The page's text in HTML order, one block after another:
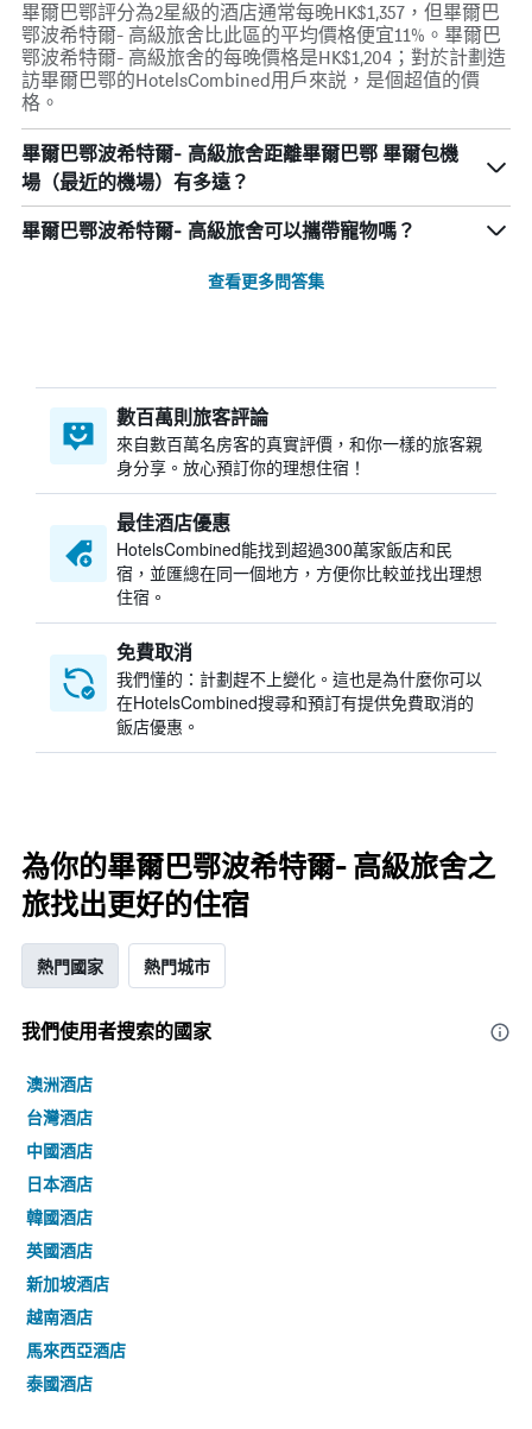
畢爾巴鄂評分為2星級的酒店通常每晚HK$1,357，但畢爾巴
鄂波希特爾- 高級旅舍比此區的平均價格便宜11%。畢爾巴
鄂波希特爾- 高級旅舍的每晚價格是HK$1,204；對於計劃造
訪畢爾巴鄂的HotelsCombined用戶來説，是個超值的價
格。
畢爾巴鄂波希特爾- 高級旅舍距離畢爾巴鄂 畢爾包機
場（最近的機場）有多遠？
畢爾巴鄂波希特爾- 高級旅舍可以攜帶寵物嗎？
查看更多問答集
數百萬則旅客評論
來自數百萬名房客的真實評價，和你一樣的旅客親
身分享。放心預訂你的理想住宿！
最佳酒店優惠
HotelsCombined​能找到超過300萬家飯店和民
宿，並匯總在同一個地方，方便你比較並找出理想
住宿。
免費取消
我們懂的：計劃趕不上變化。這也是為什麼你可以
在HotelsCombined搜尋和預訂有提供免費取消的
飯店優惠。
為你的畢爾巴鄂波希特爾- 高級旅舍之
旅找出更好的住宿
熱門國家 熱門城市
我們使用者搜索的國家
澳洲酒店
台灣酒店
中國酒店
日本酒店
韓國酒店
英國酒店
新加坡酒店
越南酒店
馬來西亞酒店
泰國酒店